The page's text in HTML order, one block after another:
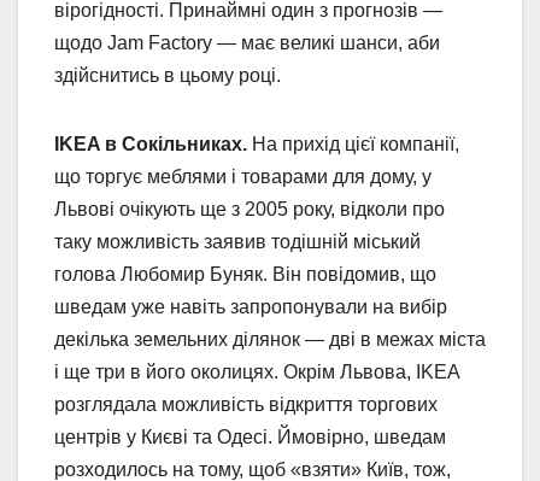
вірогідності. Принаймні один з прогнозів —
щодо Jam Factory — має великі шанси, аби
здійснитись в цьому році.
IKEA в Сокільниках. На прихід цієї компанії,
що торгує меблями і товарами для дому, у
Львові очікують ще з 2005 року, відколи про
таку можливість заявив тодішній міський
голова Любомир Буняк. Він повідомив, що
шведам уже навіть запропонували на вибір
декілька земельних ділянок — дві в межах міста
і ще три в його околицях. Окрім Львова, IKEA
розглядала можливість відкриття торгових
центрів у Києві та Одесі. Ймовірно, шведам
розходилось на тому, щоб «взяти» Київ, тож,